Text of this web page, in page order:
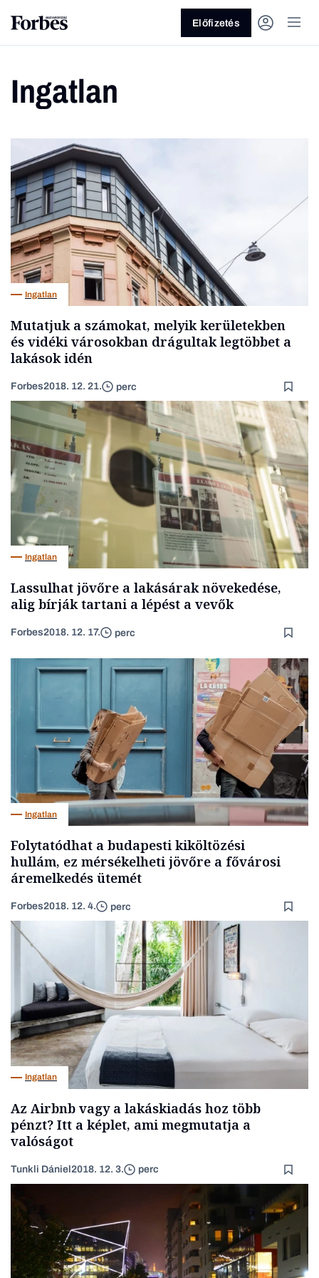
Vagy fedezze fel a következő
témákat
Üzlet Pénz Zöld
Előfizetés
Ingatlan
Ingatlan
Mutatjuk a számokat, melyik kerületekben
és vidéki városokban drágultak legtöbbet a
lakások idén
Forbes2018. 12. 21. perc
Ingatlan
Lassulhat jövőre a lakásárak növekedése,
alig bírják tartani a lépést a vevők
Forbes2018. 12. 17. perc
Ingatlan
Folytatódhat a budapesti kiköltözési
hullám, ez mérsékelheti jövőre a fővárosi
áremelkedés ütemét
Forbes2018. 12. 4. perc
Ingatlan
Az Airbnb vagy a lakáskiadás hoz több
pénzt? Itt a képlet, ami megmutatja a
valóságot
Tunkli Dániel2018. 12. 3. perc